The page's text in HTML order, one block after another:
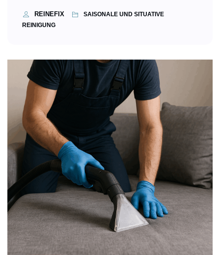
REINEFIX
SAISONALE UND SITUATIVE
REINIGUNG